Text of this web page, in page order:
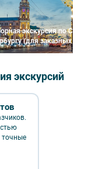
– фото №1 – Фотобанк
экскурсия по Санкт-
(для заказных групп)
экскурсий
точные